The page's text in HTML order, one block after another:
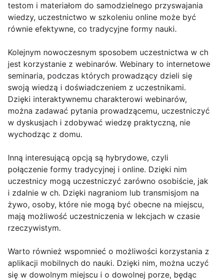
testom i materiałom do samodzielnego przyswajania
wiedzy, uczestnictwo w szkoleniu online może być
równie efektywne, co tradycyjne formy nauki.
Kolejnym nowoczesnym sposobem uczestnictwa w ch
jest korzystanie z webinarów. Webinary to internetowe
seminaria, podczas których prowadzący dzieli się
swoją wiedzą i doświadczeniem z uczestnikami.
Dzięki interaktywnemu charakterowi webinarów,
można zadawać pytania prowadzącemu, uczestniczyć
w dyskusjach i zdobywać wiedzę praktyczną, nie
wychodząc z domu.
Inną interesującą opcją są hybrydowe, czyli
połączenie formy tradycyjnej i online. Dzięki nim
uczestnicy mogą uczestniczyć zarówno osobiście, jak
i zdalnie w ch. Dzięki nagraniom lub transmisjom na
żywo, osoby, które nie mogą być obecne na miejscu,
mają możliwość uczestniczenia w lekcjach w czasie
rzeczywistym.
Warto również wspomnieć o możliwości korzystania z
aplikacji mobilnych do nauki. Dzięki nim, można uczyć
się w dowolnym miejscu i o dowolnej porze, będąc